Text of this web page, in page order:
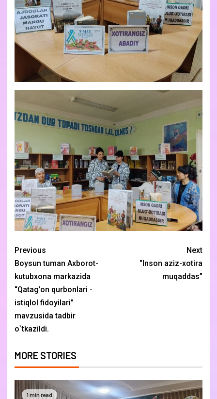
Previous
Boysun tuman Axborot-
kutubxona markazida
“Qatag’on qurbonlari -
istiqlol fidoyilari”
mavzusida tadbir
o`tkazildi.
Next
“Inson aziz-xotira
muqaddas”
MORE STORIES
1 min read